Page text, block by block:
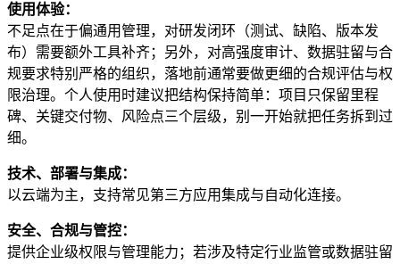
使用体验：
不足点在于偏通用管理，对研发闭环（测试、缺陷、版本发
布）需要额外工具补齐；另外，对高强度审计、数据驻留与合
规要求特别严格的组织，落地前通常要做更细的合规评估与权
限治理。个人使用时建议把结构保持简单：项目只保留里程
碑、关键交付物、风险点三个层级，别一开始就把任务拆到过
细。
技术、部署与集成：
以云端为主，支持常见第三方应用集成与自动化连接。
安全、合规与管控：
提供企业级权限与管理能力；若涉及特定行业监管或数据驻留